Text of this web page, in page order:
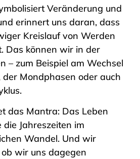
Veränderung und
erinnert uns daran, dass
Kreislauf von Werden
Das können wir in der
– zum Beispiel am Wechsel
der Mondphasen oder auch
das Mantra: Das Leben
Jahreszeiten im
Wandel. Und wir
wir uns dagegen